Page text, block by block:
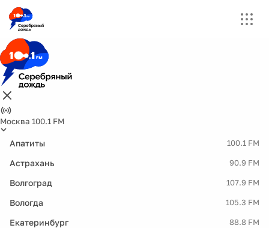
Москва 100.1 FM
Апатиты 100.1 FM
Астрахань 90.9 FM
Волгоград 107.9 FM
Вологда 105.3 FM
Екатеринбург 88.8 FM